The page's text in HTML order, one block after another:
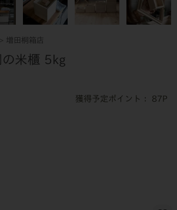
増田桐箱店
の米櫃 5kg
87